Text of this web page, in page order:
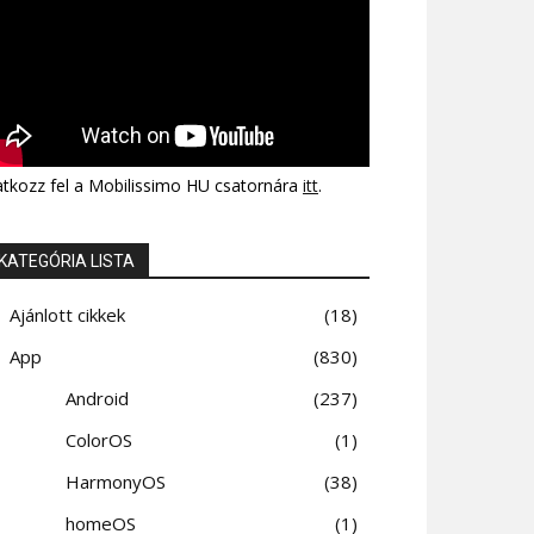
fel a Mobilissimo HU csatornára itt.
LISTA
Ajánlott cikkek
18
App
830
Android
237
ColorOS
1
HarmonyOS
38
homeOS
1